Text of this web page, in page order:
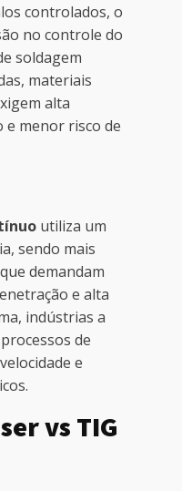
controlados, o
no controle do
soldagem
materiais
alta
e menor risco de
utiliza um
sendo mais
demandam
e alta
indústrias a
de
e
vs TIG